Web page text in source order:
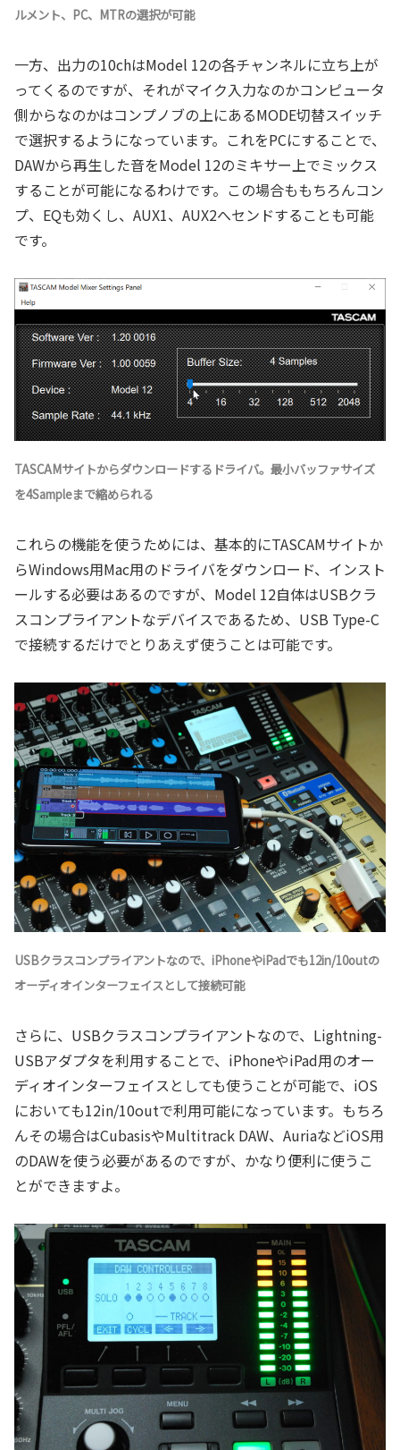
ルメント、PC、MTRの選択が可能
一方、出力の10chはModel 12の各チャンネルに立ち上が
ってくるのですが、それがマイク入力なのかコンピュータ
側からなのかはコンプノブの上にあるMODE切替スイッチ
で選択するようになっています。これをPCにすることで、
DAWから再生した音をModel 12のミキサー上でミックス
することが可能になるわけです。この場合ももちろんコン
プ、EQも効くし、AUX1、AUX2へセンドすることも可能
です。
TASCAMサイトからダウンロードするドライバ。最小バッファサイズ
を4Sampleまで縮められる
これらの機能を使うためには、基本的にTASCAMサイトか
らWindows用Mac用のドライバをダウンロード、インスト
ールする必要はあるのですが、Model 12自体はUSBクラ
スコンプライアントなデバイスであるため、USB Type-C
で接続するだけでとりあえず使うことは可能です。
USBクラスコンプライアントなので、iPhoneやiPadでも12in/10outの
オーディオインターフェイスとして接続可能
さらに、USBクラスコンプライアントなので、Lightning-
USBアダプタを利用することで、iPhoneやiPad用のオー
ディオインターフェイスとしても使うことが可能で、iOS
においても12in/10outで利用可能になっています。もちろ
んその場合はCubasisやMultitrack DAW、AuriaなどiOS用
のDAWを使う必要があるのですが、かなり便利に使うこ
とができますよ。